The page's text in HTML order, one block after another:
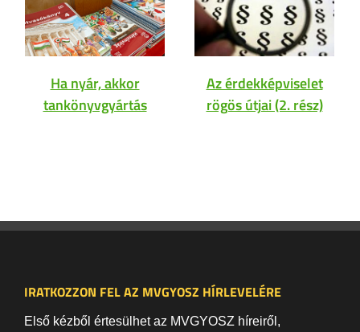
Ha nyár, akkor
tankönyvgyártás
Az érdekképviselet
rögös útjai (2. rész)
IRATKOZZON FEL AZ MVGYOSZ HÍRLEVELÉRE
Első kézből értesülhet az MVGYOSZ híreiről,